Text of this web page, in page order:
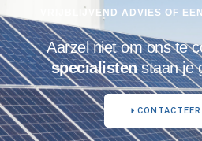
VRIJBLIJVEND ADVIES OF
Aarzel niet om ons te
specialistenstaan je